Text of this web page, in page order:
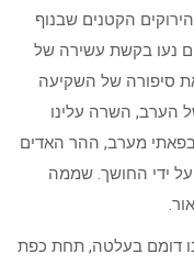
הקטנים שבנוף
נעו בקשת עשירה של
סיפורה של השקיעה
הערב, השרה עלינו
מערב, ההר האדים
על ידי החושך. שממה
דומם בעלטה, תחת כפת